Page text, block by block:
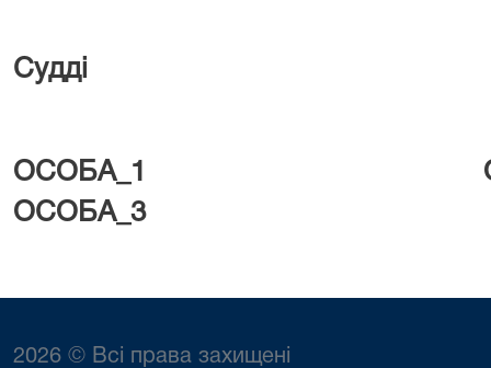
Судді
ОСОБА_1
ОСОБА_3
2026 © Всі права захищені